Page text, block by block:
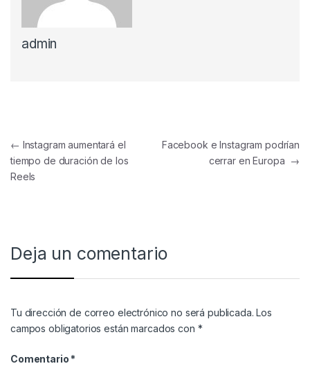
admin
Navegación de entradas
← Instagram aumentará el
tiempo de duración de los
Reels
Facebook e Instagram podrían
cerrar en Europa →
Deja un comentario
Tu dirección de correo electrónico no será publicada. Los
campos obligatorios están marcados con *
Comentario *